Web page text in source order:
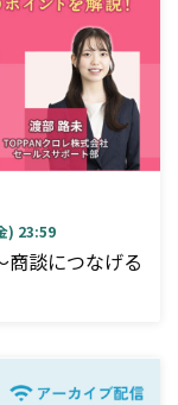
) 23:59
商談につなげる